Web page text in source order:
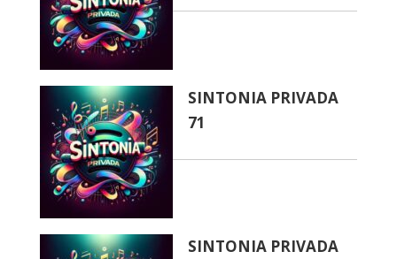
SINTONIA PRIVADA
71
SINTONIA PRIVADA